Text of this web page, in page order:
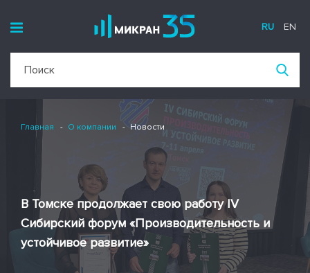
RU EN
В Томске продолжает свою работу IV
Сибирский форум «Производительность и
устойчивое развитие»
Главная О компании Новости